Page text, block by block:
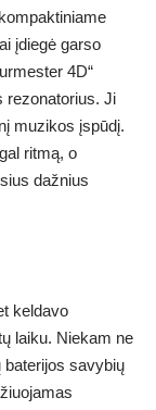
įdiegė garso
4D“
rezonatorius. Ji
muzikos įspūdį.
ritmą, o
dažnius
keldavo
laiku. Niekam ne
baterijos savybių